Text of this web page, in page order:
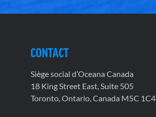
CONTACT
Siège social d’Oceana Canada
18 King Street East, Suite 505
Toronto, Ontario, Canada M5C 1C4